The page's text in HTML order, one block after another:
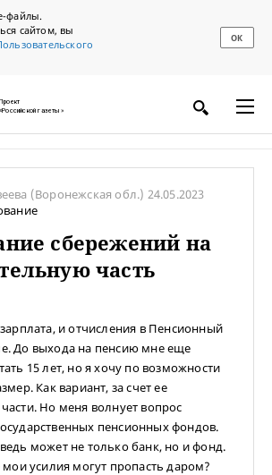
файлы.
сайтом, вы
ОК
Проект
«Российской газеты»
(Воронежская обл.) 24.05.2023
сбережений на
часть
и отчисления в Пенсионный
До выхода на пенсию мне еще
15 лет, но я хочу по возможности
Как вариант, за счет ее
Но меня волнует вопрос
пенсионных фондов.
может не только банк, но и фонд.
мои усилия могут пропасть даром?